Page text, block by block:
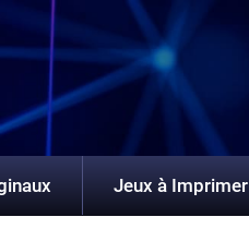
Jeux à Imprimer